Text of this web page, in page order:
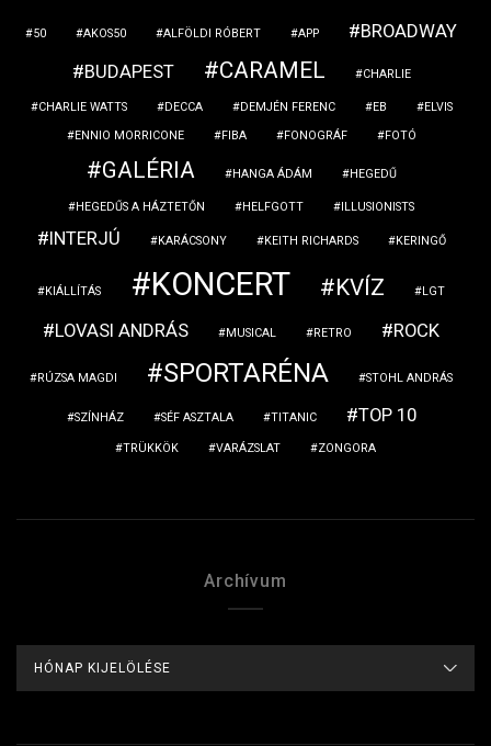
50 AKOS50 ALFÖLDI RÓBERT APP
BROADWAY
BUDAPEST
CARAMEL CHARLIE
CHARLIE WATTS DECCA DEMJÉN FERENC EB
ELVIS
ENNIO MORRICONE
FIBA FONOGRÁF FOTÓ
GALÉRIA HANGA ÁDÁM HEGEDŰ
HEGEDŰS A HÁZTETŐN HELFGOTT ILLUSIONISTS
INTERJÚ KARÁCSONY KEITH RICHARDS KERINGŐ
KIÁLLÍTÁS KONCERT KVÍZ LGT
LOVASI ANDRÁS MUSICAL RETRO ROCK
RÚZSA MAGDI SPORTARÉNA STOHL ANDRÁS
SZÍNHÁZ SÉF ASZTALA TITANIC TOP 10
TRÜKKÖK VARÁZSLAT ZONGORA
Archívum